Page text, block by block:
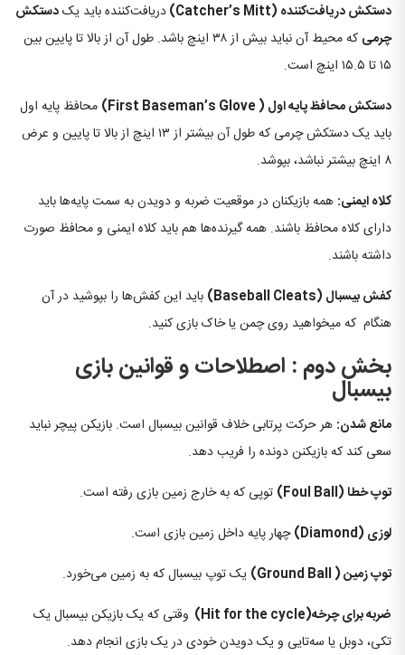
دستکش دریافتکننده (Catcher’s Mitt) دریافت‌کننده باید یکدستکش
چرمی
که محیط آن نباید بیش از ۳۸ اینچ باشد. طول آن از بالا تا پایین بین
۱۵ تا ۱۵.۵ اینچ است.
دستکش محافظ پایه اول ( First Baseman’s Glove)
محافظ پایه اول
باید یک دستکش چرمی که طول آن بیشتر از ۱۳ اینچ از بالا تا پایین و عرض
۸ اینچ بیشتر نباشد، بپوشد.
کلاه ایمنی: همه بازیکنان در موقعیت ضربه و دویدن به سمت پایه‌ها باید
دارای کلاه محافظ باشند. همه گیرنده‌ها هم باید کلاه ایمنی و محافظ صورت
داشته باشند.
کفش بیسبال (Baseball Cleats)
باید این کفش‌ها را بپوشید در آن
هنگام که میخواهید روی چمن یا خاک بازی کنید.
بخش دوم : اصطلاحات و قوانین بازی
بیسبال
مانع شدن: هر حرکت پرتابی خلاف قوانین بیسبال است. بازیکن پیچر نباید
سعی کند که بازیکنن دونده را فریب دهد.
توپ خطا (Foul Ball)
توپی که به خارج زمین بازی رفته است.
لوزی (Diamond)
چهار پایه داخل زمین بازی است.
توپ زمین( Ground Ball)
یک توپ بیسبال که به زمین می‌خورد.
ضربه برای چرخه(Hit for the cycle)
وقتی که یک بازیکن بیسبال یک
تکی، دوبل یا سه‌تایی و یک دویدن خودی در یک بازی انجام دهد.